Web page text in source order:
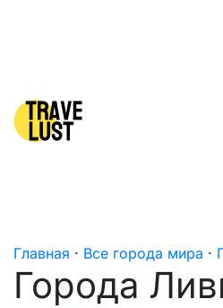
Главная · Все города мира ·
Города